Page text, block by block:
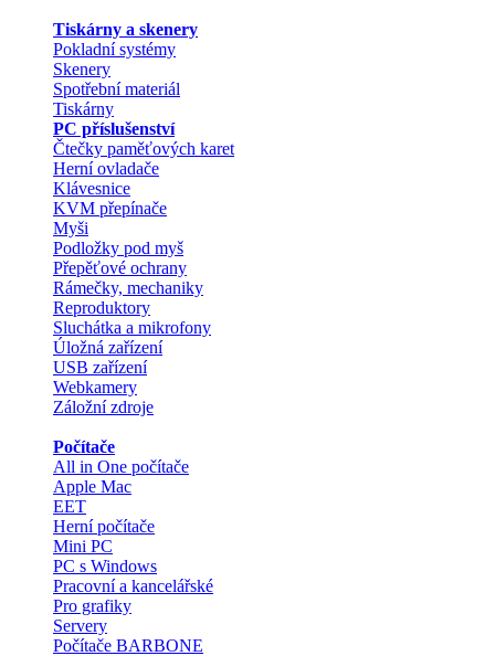
Tiskárny a skenery
Pokladní systémy
Skenery
Spotřební materiál
Tiskárny
PC příslušenství
Čtečky paměťových karet
Herní ovladače
Klávesnice
KVM přepínače
Myši
Podložky pod myš
Přepěťové ochrany
Rámečky, mechaniky
Reproduktory
Sluchátka a mikrofony
Úložná zařízení
USB zařízení
Webkamery
Záložní zdroje
Počítače
All in One počítače
Apple Mac
EET
Herní počítače
Mini PC
PC s Windows
Pracovní a kancelářské
Pro grafiky
Servery
Počítače BARBONE